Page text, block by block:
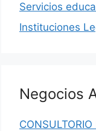
Servicios
Instituciones
Negocios